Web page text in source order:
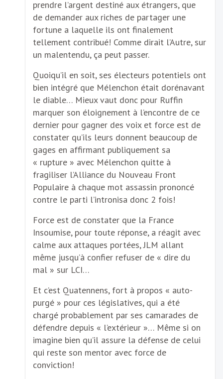
prendre l’argent destiné aux étrangers, que
de demander aux riches de partager une
fortune a laquelle ils ont finalement
tellement contribué! Comme dirait l’Autre, sur
un malentendu, ça peut passer.
Quoiqu’il en soit, ses électeurs potentiels ont
bien intégré que Mélenchon était dorénavant
le diable… Mieux vaut donc pour Ruffin
marquer son éloignement à l’encontre de ce
dernier pour gagner des voix et force est de
constater qu’ils leurs donnent beaucoup de
gages en affirmant publiquement sa
« rupture » avec Mélenchon quitte à
fragiliser l’Alliance du Nouveau Front
Populaire à chaque mot assassin prononcé
contre le parti l’intronisa donc 2 fois!
Force est de constater que la France
Insoumise, pour toute réponse, a réagit avec
calme aux attaques portées, JLM allant
même jusqu’à confier refuser de « dire du
mal » sur LCI…
Et c’est Quatennens, fort à propos « auto-
purgé » pour ces législatives, qui a été
chargé probablement par ses camarades de
défendre depuis « l’extérieur »… Même si on
imagine bien qu’il assure la défense de celui
qui reste son mentor avec force de
conviction!